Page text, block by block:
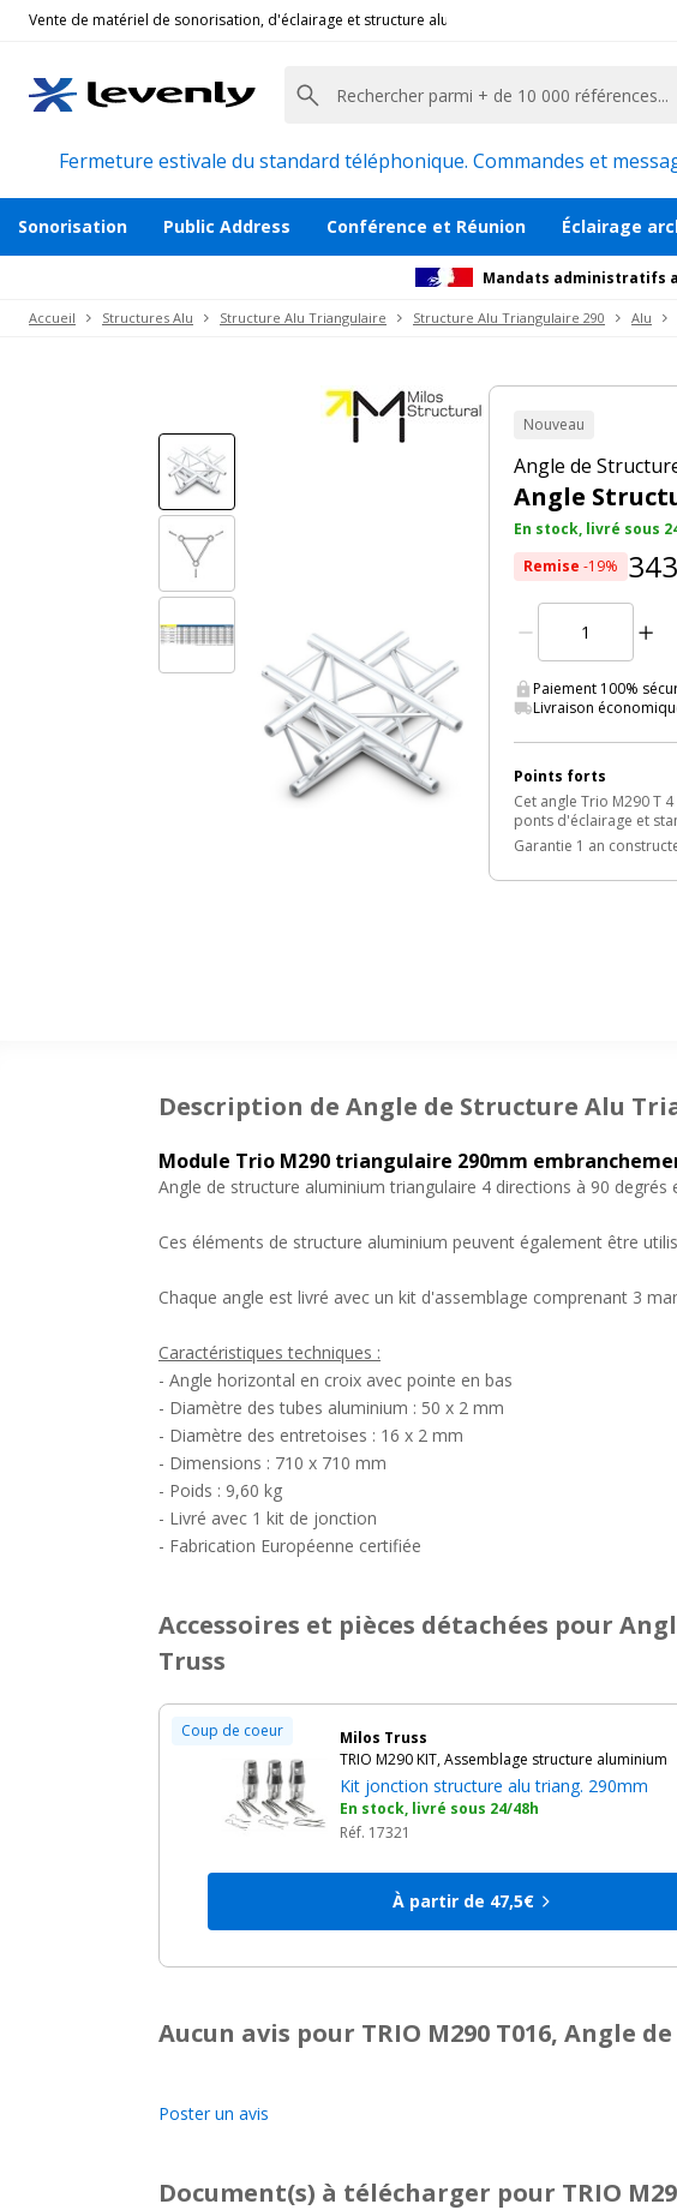
Vente de matériel de sonorisation, d'éclairage et structure alu pour l'évènementiel et la
Fermeture estivale du standard téléphonique. Commandes et
Sonorisation Public Address Conférence et Réunion Éclairage
Mandats administratifs
Accueil Structures Alu Structure Alu Triangulaire Structure Alu Triangulaire 290 Alu
Nouveau
Angle de
Angle
En stock, livré sous
Remise -19%
Paiement 100%
Livraison
Points forts
Cet angle Trio M290 T
ponts d'éclairage et
Garantie 1 an
Description de Angle de Structure Alu
Module Trio M290 triangulaire 290mm
Angle de structure aluminium triangulaire 4 directions à 90
Ces éléments de structure aluminium peuvent également être
Chaque angle est livré avec un kit d'assemblage comprenant 3
Caractéristiques techniques :
- Angle horizontal en croix avec pointe en bas
- Diamètre des tubes aluminium : 50 x 2 mm
- Diamètre des entretoises : 16 x 2 mm
- Dimensions : 710 x 710 mm
- Poids : 9,60 kg
- Livré avec 1 kit de jonction
- Fabrication Européenne certifiée
Accessoires et pièces détachées pour
Truss
Coup de coeur
Milos Truss
TRIO M290 KIT, Assemblage structure aluminium
Kit jonction structure alu triang. 290mm
En stock, livré sous 24/48h
Réf. 17321
À partir de 47,5€
Aucun avis pour TRIO M290 T016, Angle
Poster un avis
Document(s) à télécharger pour TRIO